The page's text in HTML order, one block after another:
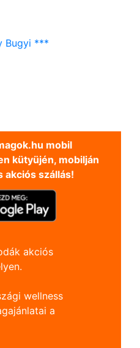
Bugyi ***
mobil
kütyüjén, mobilján
akciós szállás!
akciós
wellness
a